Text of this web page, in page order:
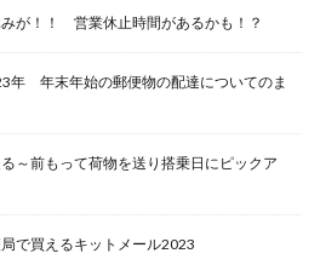
みが！！ 営業休止時間があるかも！？
年 年末年始の郵便物の配達についてのま
～前もって荷物を送り搭乗日にピックア
で買えるキットメール2023